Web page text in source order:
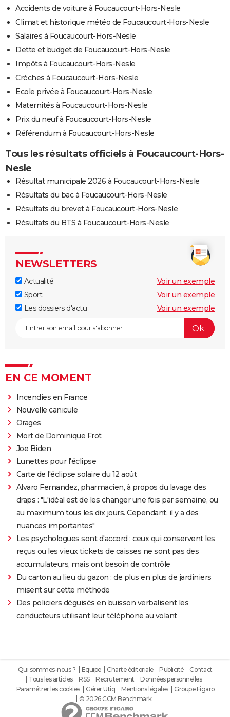
Accidents de voiture à Foucaucourt-Hors-Nesle
Climat et historique météo de Foucaucourt-Hors-Nesle
Salaires à Foucaucourt-Hors-Nesle
Dette et budget de Foucaucourt-Hors-Nesle
Impôts à Foucaucourt-Hors-Nesle
Crèches à Foucaucourt-Hors-Nesle
Ecole privée à Foucaucourt-Hors-Nesle
Maternités à Foucaucourt-Hors-Nesle
Prix du neuf à Foucaucourt-Hors-Nesle
Référendum à Foucaucourt-Hors-Nesle
Tous les résultats officiels à Foucaucourt-Hors-
Nesle
Résultat municipale 2026 à Foucaucourt-Hors-Nesle
Résultats du bac à Foucaucourt-Hors-Nesle
Résultats du brevet à Foucaucourt-Hors-Nesle
Résultats du BTS à Foucaucourt-Hors-Nesle
NEWSLETTERS
Actualité
Voir un exemple
Sport
Voir un exemple
Les dossiers d'actu
Voir un exemple
EN CE MOMENT
Incendies en France
Nouvelle canicule
Orages
Mort de Dominique Frot
Joe Biden
Lunettes pour l'éclipse
Carte de l'éclipse solaire du 12 août
Alvaro Fernandez, pharmacien, à propos du lavage des
draps : "L'idéal est de les changer une fois par semaine, ou
au maximum tous les dix jours. Cependant, il y a des
nuances importantes"
Les psychologues sont d'accord : ceux qui conservent les
reçus ou les vieux tickets de caisses ne sont pas des
accumulateurs, mais ont besoin de contrôle
Du carton au lieu du gazon : de plus en plus de jardiniers
misent sur cette méthode
Des policiers déguisés en buisson verbalisent les
conducteurs utilisant leur téléphone au volant
Qui sommes-nous ? Equipe Charte éditoriale Publicité
Contact
Tous les articles
RSS Recrutement
Données personnelles
Paramétrer les cookies
Gérer Utiq Mentions légales
Groupe Figaro
© 2026 CCM Benchmark